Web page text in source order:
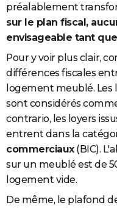
préalablement
sur le plan fiscal,
envisageable tant
Pour y voir plus clair,
différences fiscales
logement meublé. Les
sont considérés
contrario, les loyers
entrent dans la
commerciaux(BIC).
sur un meublé est de
logement vide.
De même, le plafond